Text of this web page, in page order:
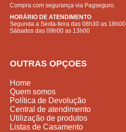
Compra com segurança via Pagseguro.
HORÁRIO DE ATENDIMENTO
Segunda a Sexta-feira das 08h30 as 18h00
Sábados das 09h00 as 13h00
OUTRAS OPÇOES
Home
Quem somos
Política de Devolução
Central de atendimento
Utilização de produtos
Listas de Casamento